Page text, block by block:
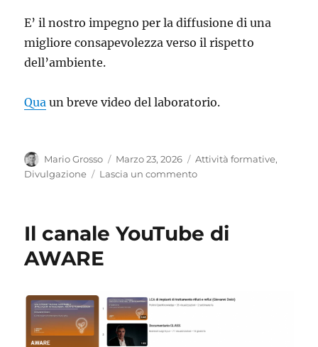
E’ il nostro impegno per la diffusione di una
migliore consapevolezza verso il rispetto
dell’ambiente.
Qua un breve video del laboratorio.
Autore
Mario Grosso
Pubblicato
il
Marzo 23, 2026 Categorie
Attività formative,
Divulgazione
Lascia un commentosu
poi…
Il canale YouTube di
AWARE